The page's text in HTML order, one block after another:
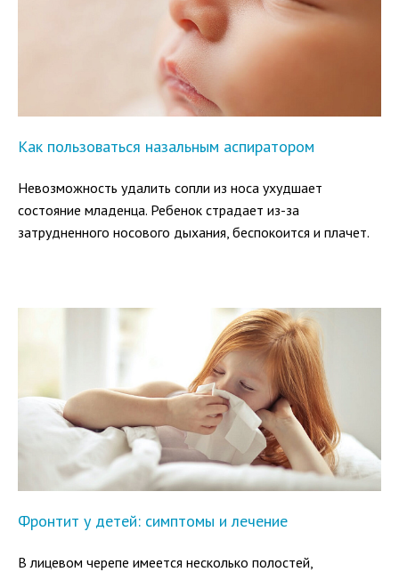
Как пользоваться назальным аспиратором
Невозможность удалить сопли из носа ухудшает
состояние младенца. Ребенок страдает из-за
затрудненного носового дыхания, беспокоится и плачет.
Фронтит у детей: симптомы и лечение
В лицевом черепе имеется несколько полостей,